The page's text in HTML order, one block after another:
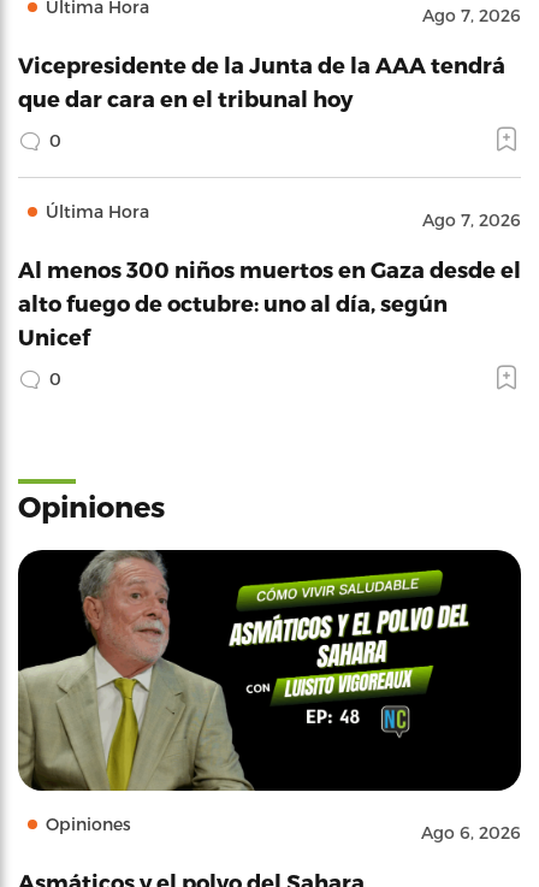
Última Hora Ago 7, 2026
Vicepresidente de la Junta de la AAA tendrá
que dar cara en el tribunal hoy
0
Última Hora Ago 7, 2026
Al menos 300 niños muertos en Gaza desde el
alto fuego de octubre: uno al día, según
Unicef
0
Opiniones
Opiniones Ago 6, 2026
Asmáticos y el polvo del Sahara